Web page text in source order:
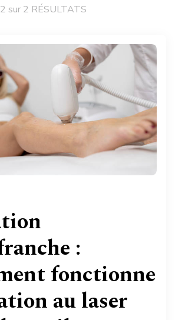
sur 2 RÉSULTATS
:
fonctionne
au laser